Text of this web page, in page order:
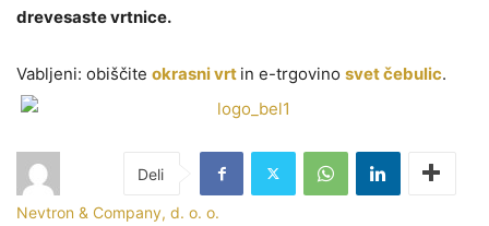
drevesaste vrtnice.
Vabljeni: obiščite okrasni vrt in e-trgovino svet čebulic.
Nevtron & Company, d. o. o.